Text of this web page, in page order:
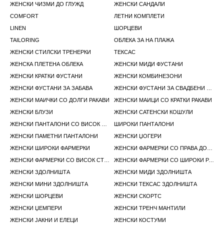
ЖЕНСКИ ЧИЗМИ ДО ГЛУЖД
ЖЕНСКИ САНДАЛИ
COMFORT
ЛЕТНИ КОМПЛЕТИ
LINEN
ШОРЦЕВИ
TAILORING
ОБЛЕКА ЗА НА ПЛАЖА
ЖЕНСКИ СТИЛСКИ ТРЕНЕРКИ
ТЕКСАС
ЖЕНСКА ПЛЕТЕНА ОБЛЕКА
ЖЕНСКИ МИДИ ФУСТАНИ
ЖЕНСКИ КРАТКИ ФУСТАНИ
ЖЕНСКИ КОМБИНЕЗОНИ
ЖЕНСКИ ФУСТАНИ ЗА ЗАБАВА
ЖЕНСКИ МАИЧКИ СО ДОЛГИ РАКАВИ
ЖЕНСКИ МАИЦИ СО КРАТКИ РАКАВИ
ЖЕНСКИ БЛУЗИ
ЖЕНСКИ САТЕНСКИ КОШУЛИ
ШИРОКИ ПАНТАЛОНИ
ЖЕНСКИ ПАМЕТНИ ПАНТАЛОНИ
ЖЕНСКИ ЏОГЕРИ
ЖЕНСКИ ШИРОКИ ФАРМЕРКИ
ЖЕНСКИ ФАРМЕРКИ СО ШИРОКИ РАШИРЕНИ ПАНТАЛОНИ
ЖЕНСКИ ЗДОЛНИШТА
ЖЕНСКИ МИДИ ЗДОЛНИШТА
ЖЕНСКИ МИНИ ЗДОЛНИШТА
ЖЕНСКИ ТЕКСАС ЗДОЛНИШТА
ЖЕНСКИ ШОРЦЕВИ
ЖЕНСКИ СКОРТС
ЖЕНСКИ ЏЕМПЕРИ
ЖЕНСКИ ТРЕНЧ МАНТИЛИ
ЖЕНСКИ ЈАКНИ И ЕЛЕЦИ
ЖЕНСКИ КОСТУМИ